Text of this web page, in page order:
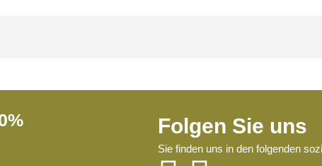
Folgen Sie uns
Sie finden uns in den folgenden